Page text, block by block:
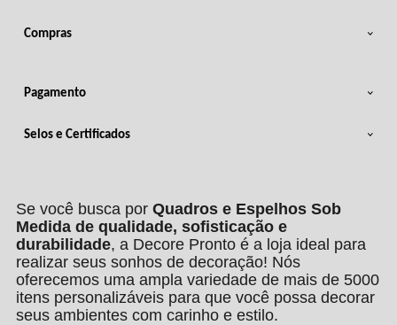
Compras
Pagamento
Selos e Certificados
Se você busca por Quadros e Espelhos Sob
Medida de qualidade, sofisticação e
durabilidade, a Decore Pronto é a loja ideal para
realizar seus sonhos de decoração! Nós
oferecemos uma ampla variedade de mais de 5000
itens personalizáveis para que você possa decorar
seus ambientes com carinho e estilo.